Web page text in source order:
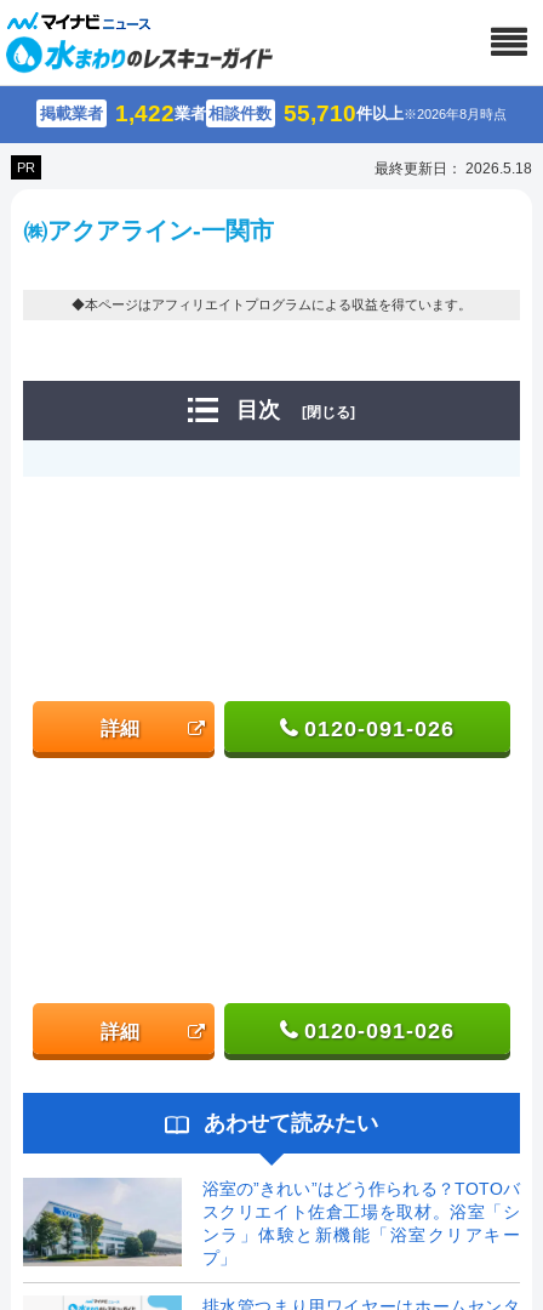
掲載業者 1,422業者相談件数 55,710件以上※2026年8月時点
PR 最終更新日： 2026.5.18
㈱アクアライン-一関市
◆本ページはアフィリエイトプログラムによる収益を得ています。
目次 [閉じる]
詳細 0120-091-026
詳細 0120-091-026
あわせて読みたい
浴室の”きれい”はどう作られる？TOTOバ
スクリエイト佐倉工場を取材。浴室「シ
ンラ」体験と新機能「浴室クリアキー
プ」